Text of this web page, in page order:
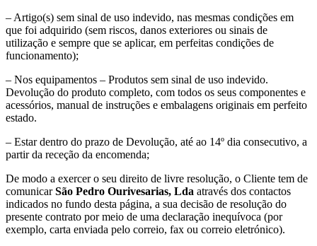
– Artigo(s) sem sinal de uso indevido, nas mesmas condições em
que foi adquirido (sem riscos, danos exteriores ou sinais de
utilização e sempre que se aplicar, em perfeitas condições de
funcionamento);
– Nos equipamentos – Produtos sem sinal de uso indevido.
Devolução do produto completo, com todos os seus componentes e
acessórios, manual de instruções e embalagens originais em perfeito
estado.
– Estar dentro do prazo de Devolução, até ao 14º dia consecutivo, a
partir da receção da encomenda;
De modo a exercer o seu direito de livre resolução, o Cliente tem de
comunicarSão Pedro Ourivesarias, Lda através dos contactos
indicados no fundo desta página, a sua decisão de resolução do
presente contrato por meio de uma declaração inequívoca (por
exemplo, carta enviada pelo correio, fax ou correio eletrónico).